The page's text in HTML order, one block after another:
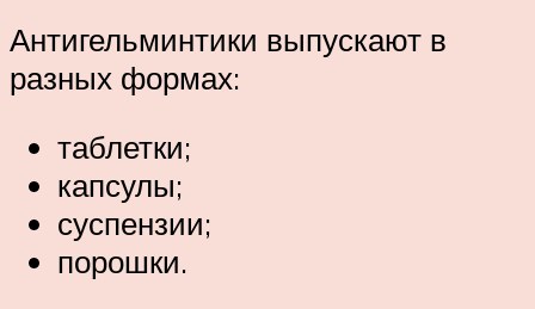
Антигельминтики выпускают в
разных формах:
таблетки;
капсулы;
суспензии;
порошки.